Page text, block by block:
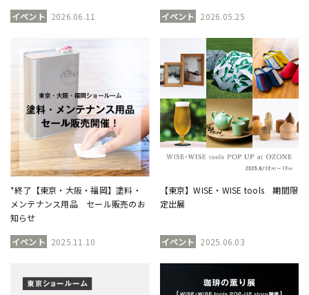
イベント 2026.06.11 イベント 2026.05.25
*終了【東京・大阪・福岡】塗料・
メンテナンス用品 セール販売のお
知らせ
イベント 2025.11.10
【東京】WISE・WISE tools 期間限
定出展
イベント 2025.06.03